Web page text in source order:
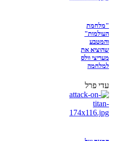
"מלחמת
העולמות"
והמטבע
שהוציא את
מעריצי וולס
למלחמה
עדי פרל